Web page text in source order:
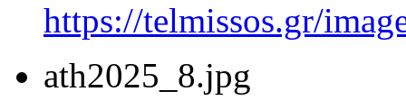
https://telmissos.gr/
ath2025_8.jpg